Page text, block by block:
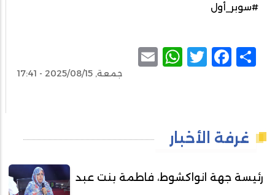
#سوبر_أول
Share
Facebook
Twitter
WhatsApp
جمعة, 2025/08/15 - 17:41
غرفة الأخبار
رئيسة جهة انواكشوط، فاطمة بنت عبد